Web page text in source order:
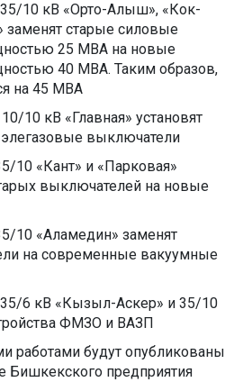
10 кВ «Орто-Алыш», «Кок-
старые силовые
25 МВА на новые
40 МВА. Таким образов,
на 45 МВА
10 кВ «Главная» установят
выключатели
10 «Кант» и «Парковая»
выключателей на новые
10 «Аламедин» заменят
на современные вакуумные
35/6 кВ «Кызыл-Аскер» и 35/10
ФМЗО и ВАЗП
работами будут опубликованы
Бишкекского предприятия